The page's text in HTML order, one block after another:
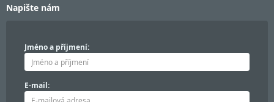
Napište nám
Jméno a příjmení:
E-mail: